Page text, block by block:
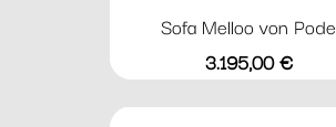
Sofa Melloo von Pode
Preis
3.195,00 €